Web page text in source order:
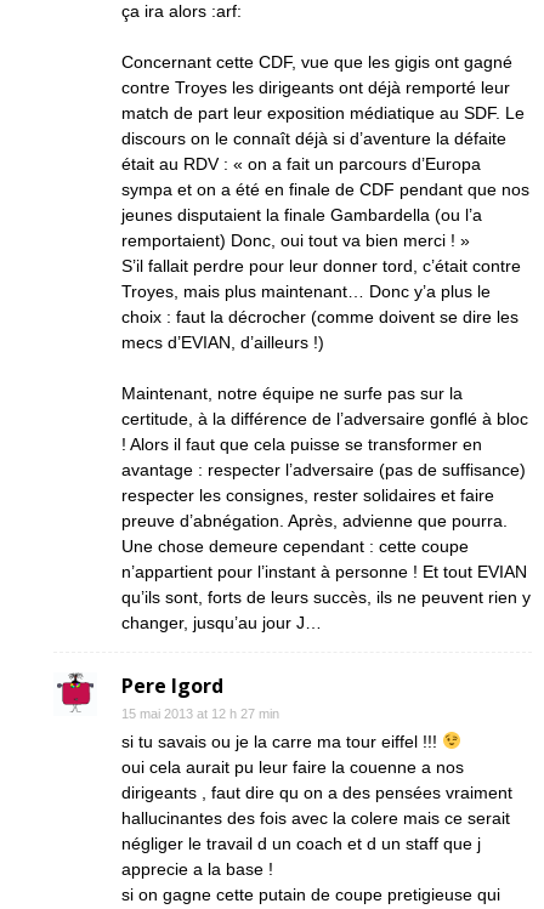
ça ira alors :arf:
Concernant cette CDF, vue que les gigis ont gagné
contre Troyes les dirigeants ont déjà remporté leur
match de part leur exposition médiatique au SDF. Le
discours on le connaît déjà si d’aventure la défaite
était au RDV : « on a fait un parcours d’Europa
sympa et on a été en finale de CDF pendant que nos
jeunes disputaient la finale Gambardella (ou l’a
remportaient) Donc, oui tout va bien merci ! »
S’il fallait perdre pour leur donner tord, c’était contre
Troyes, mais plus maintenant… Donc y’a plus le
choix : faut la décrocher (comme doivent se dire les
mecs d’EVIAN, d’ailleurs !)
Maintenant, notre équipe ne surfe pas sur la
certitude, à la différence de l’adversaire gonflé à bloc
! Alors il faut que cela puisse se transformer en
avantage : respecter l’adversaire (pas de suffisance)
respecter les consignes, rester solidaires et faire
preuve d’abnégation. Après, advienne que pourra.
Une chose demeure cependant : cette coupe
n’appartient pour l’instant à personne ! Et tout EVIAN
qu’ils sont, forts de leurs succès, ils ne peuvent rien y
changer, jusqu’au jour J…
Pere Igord
15 mai 2013 at 12 h 27 min
si tu savais ou je la carre ma tour eiffel !!!
oui cela aurait pu leur faire la couenne a nos
dirigeants , faut dire qu on a des pensées vraiment
hallucinantes des fois avec la colere mais ce serait
négliger le travail d un coach et d un staff que j
apprecie a la base !
si on gagne cette putain de coupe pretigieuse qui